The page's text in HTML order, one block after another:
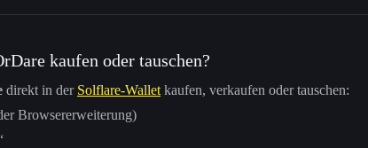
kaufen oder tauschen?
direkt in der Solflare-Wallet kaufen, verkaufen oder tauschen:
Browsererweiterung)